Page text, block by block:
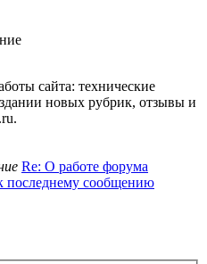
сайта: технические
новых рубрик, отзывы и
Re: О работе форума
последнему сообщению